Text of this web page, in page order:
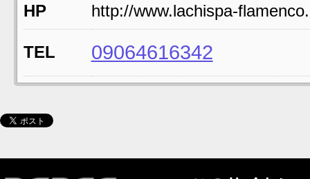
HP http://www.lachispa-
TEL 09064616342